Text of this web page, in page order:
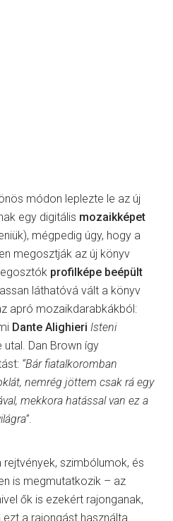
módon leplezte le az új
egy digitális mozaikképet
mégpedig úgy, hogy a
megosztják az új könyv
profilképe beépült
láthatóvá vált a könyv
apró mozaikdarabkákból:
Dante Alighieri Isteni
utal. Dan Brown így
“Bár fiatalkoromban
nemrég jöttem csak rá egy
mekkora hatással van ez a
.
szimbólumok, és
is megmutatkozik – az
ők is ezekért rajonganak,
a rajongást használta